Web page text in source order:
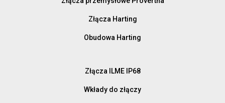
Złącza Harting
Obudowa Harting
Złącza ILME IP68
Wkłady do złączy